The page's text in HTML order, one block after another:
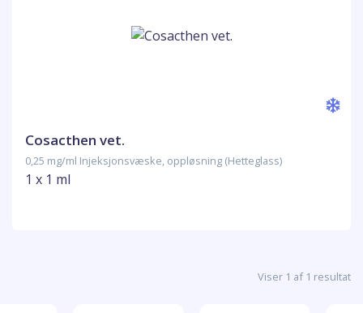
Cosacthen vet.
0,25 mg/ml Injeksjonsvæske, oppløsning (Hetteglass)
1 x 1 ml
Viser 1 af 1 resultat